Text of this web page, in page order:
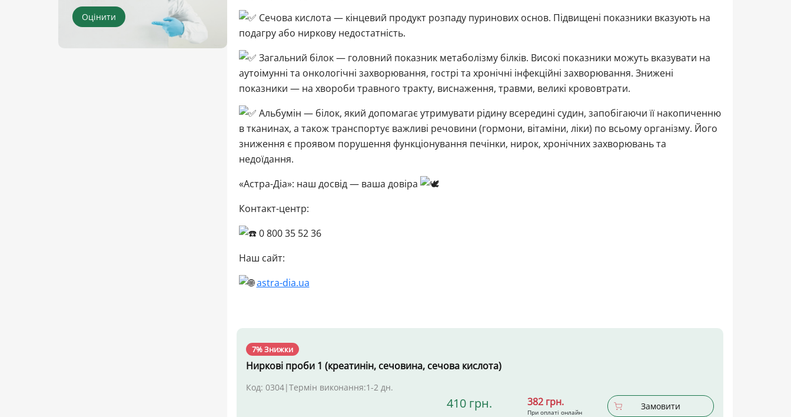
Оцінити
Сечова кислота — кінцевий продукт розпаду пуринових основ. Підвищені показники вказують на
подагру або ниркову недостатність.
Загальний білок — головний показник метаболізму білків. Високі показники можуть вказувати на
аутоімунні та онкологічні захворювання, гострі та хронічні інфекційні захворювання. Знижені
показники — на хвороби травного тракту, виснаження, травми, великі крововтрати.
Альбумін — білок, який допомагає утримувати рідину всередині судин, запобігаючи її накопиченню
в тканинах, а також транспортує важливі речовини (гормони, вітаміни, ліки) по всьому організму. Його
зниження є проявом порушення функціонування печінки, нирок, хронічних захворювань та
недоїдання.
«Астра-Діа»: наш досвід — ваша довіра
Контакт-центр:
0 800 35 52 36
Наш сайт:
astra-dia.ua
7% Знижки
Ниркові проби 1 (креатинін, сечовина, сечова кислота)
Код: 0304|Термін виконання:1-2 дн.
410 грн. 382 грн.
При оплаті онлайн
Замовити